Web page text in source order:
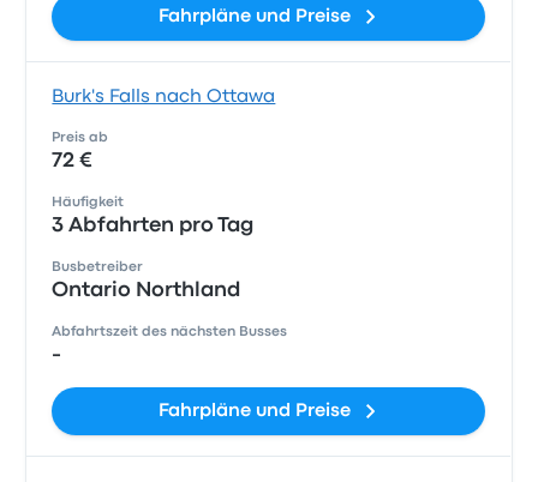
Fahrpläne und Preise
Burk's Falls nach Ottawa
Preis ab
72 €
Häufigkeit
3 Abfahrten pro Tag
Busbetreiber
Ontario Northland
Abfahrtszeit des nächsten Busses
-
Fahrpläne und Preise